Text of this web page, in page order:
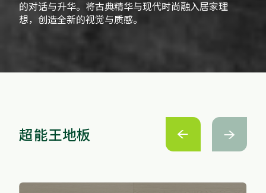
的对话与升华。将古典精华与现代时尚融入居家理
想，创造全新的视觉与质感。
超能王地板  